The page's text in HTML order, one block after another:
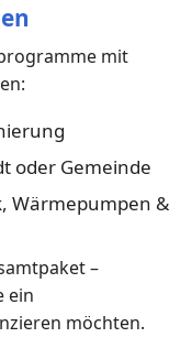
mit
oder Gemeinde
Wärmepumpen &
–
ein
möchten.